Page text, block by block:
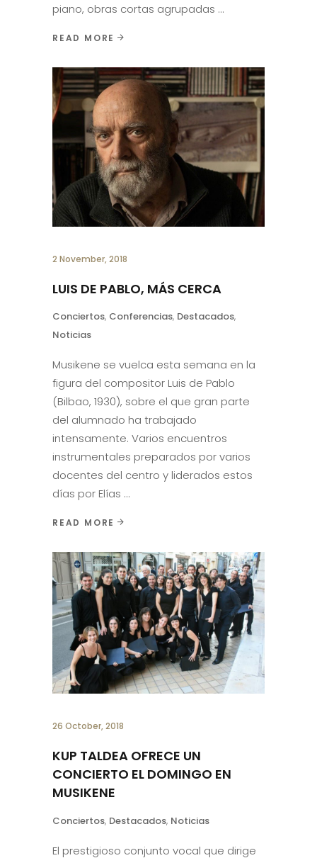
piano, obras cortas agrupadas
READ MORE
2 November, 2018
LUIS DE PABLO, MÁS CERCA
Conciertos, Conferencias, Destacados,
Noticias
Musikene se vuelca esta semana en la
figura del compositor Luis de Pablo
(Bilbao, 1930), sobre el que gran parte
del alumnado ha trabajado
intensamente. Varios encuentros
instrumentales preparados por varios
docentes del centro y liderados estos
días por Elías
READ MORE
26 October, 2018
KUP TALDEA OFRECE UN
CONCIERTO EL DOMINGO EN
MUSIKENE
Conciertos, Destacados, Noticias
El prestigioso conjunto vocal que dirige